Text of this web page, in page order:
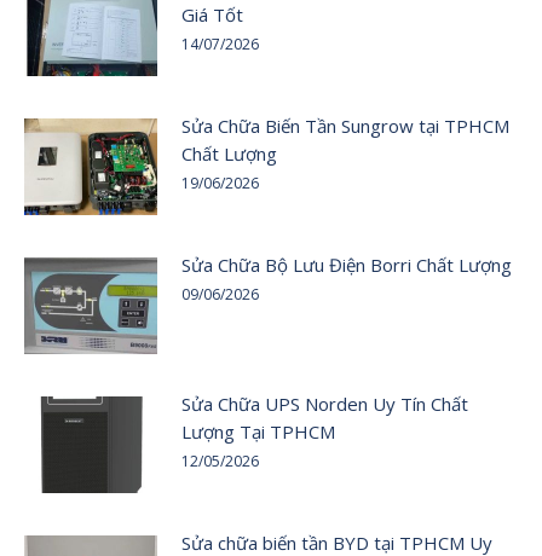
Giá Tốt
14/07/2026
Sửa Chữa Biến Tần Sungrow tại TPHCM
Chất Lượng
19/06/2026
Sửa Chữa Bộ Lưu Điện Borri Chất Lượng
09/06/2026
Sửa Chữa UPS Norden Uy Tín Chất
Lượng Tại TPHCM
12/05/2026
Sửa chữa biến tần BYD tại TPHCM Uy